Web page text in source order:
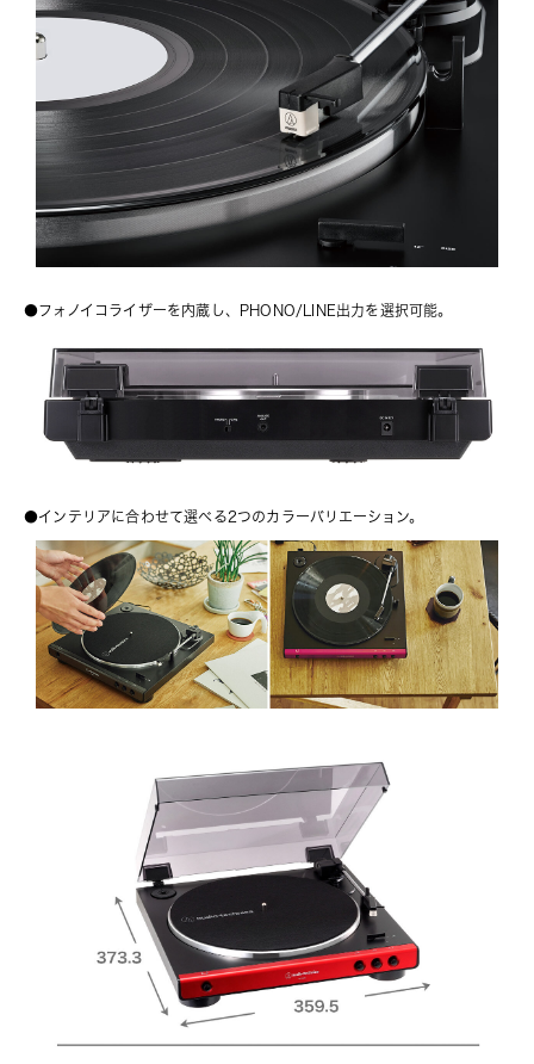
●フォノイコライザーを内蔵し、PHONO/LINE出力を選択可能。
●インテリアに合わせて選べる2つのカラーバリエーション。